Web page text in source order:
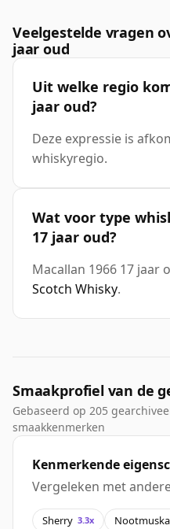
Veelgestelde vragen
jaar oud
Uit welke regio
jaar oud?
Deze expressie is
whiskyregio.
Wat voor type
17 jaar oud?
Macallan 1966 17 jaar
Scotch Whisky.
Smaakprofiel van de
Gebaseerd op 205
smaakkenmerken
Kenmerkende
Vergeleken met
Sherry 3.3x